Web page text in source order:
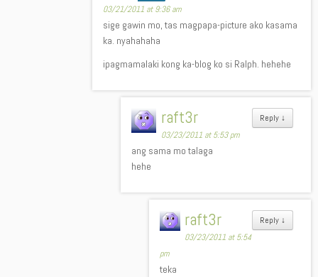
03/21/2011 at 9:36 am
sige gawin mo, tas magpapa-picture ako kasama
ka. nyahahaha
ipagmamalaki kong ka-blog ko si Ralph. hehehe
Reply ↓
raft3r
03/23/2011 at 5:53 pm
ang sama mo talaga
hehe
Reply ↓
raft3r
03/23/2011 at 5:54
pm
teka